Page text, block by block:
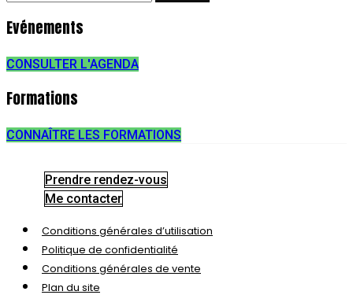
Evénements
CONSULTER L'AGENDA
Formations
CONNAÎTRE LES FORMATIONS
Prendre rendez-vous
Me contacter
Conditions générales d’utilisation
Politique de confidentialité
Conditions générales de vente
Plan du site